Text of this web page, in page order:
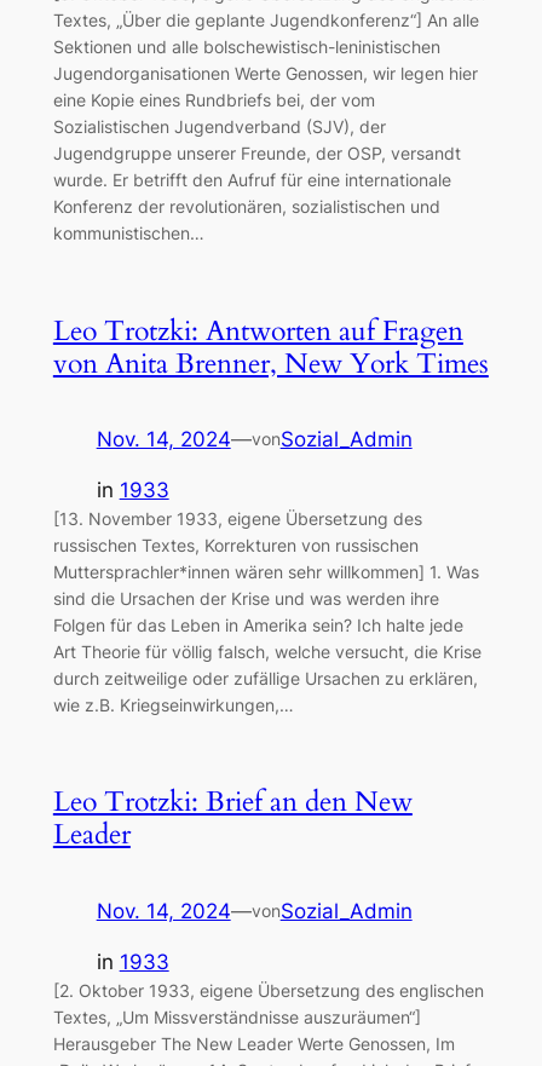
Textes, „Über die geplante Jugendkonferenz“] An alle
Sektionen und alle bolschewistisch-leninistischen
Jugendorganisationen Werte Genossen, wir legen hier
eine Kopie eines Rundbriefs bei, der vom
Sozialistischen Jugendverband (SJV), der
Jugendgruppe unserer Freunde, der OSP, versandt
wurde. Er betrifft den Aufruf für eine internationale
Konferenz der revolutionären, sozialistischen und
kommunistischen…
Leo Trotzki: Antworten auf Fragen
von Anita Brenner, New York Times
Nov. 14, 2024—vonSozial_Admin
in 1933
[13. November 1933, eigene Übersetzung des
russischen Textes, Korrekturen von russischen
Muttersprachler*innen wären sehr willkommen] 1. Was
sind die Ursachen der Krise und was werden ihre
Folgen für das Leben in Amerika sein? Ich halte jede
Art Theorie für völlig falsch, welche versucht, die Krise
durch zeitweilige oder zufällige Ursachen zu erklären,
wie z.B. Kriegseinwirkungen,…
Leo Trotzki: Brief an den New
Leader
Nov. 14, 2024—vonSozial_Admin
in 1933
[2. Oktober 1933, eigene Übersetzung des englischen
Textes, „Um Missverständnisse auszuräumen“]
Herausgeber The New Leader Werte Genossen, Im